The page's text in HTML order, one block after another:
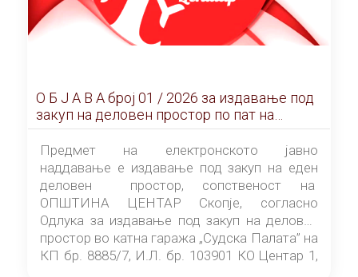
О Б Ј А В А брoj 01 / 2026 за издавање под
закуп на деловен простор по пат на
ЕЛЕКТРОНСКО ЈАВНО НАДДАВАЊЕ
Предмет на електронското јавно
наддавање е издавање под закуп на еден
деловен простор, сопственост на
ОПШТИНА ЦЕНТАР Скопје, согласно
Одлука за издавање под закуп на деловен
простор во катна гаража „Судска Палата” на
КП бр. 8885/7, И.Л. бр. 103901 КО Центар 1,